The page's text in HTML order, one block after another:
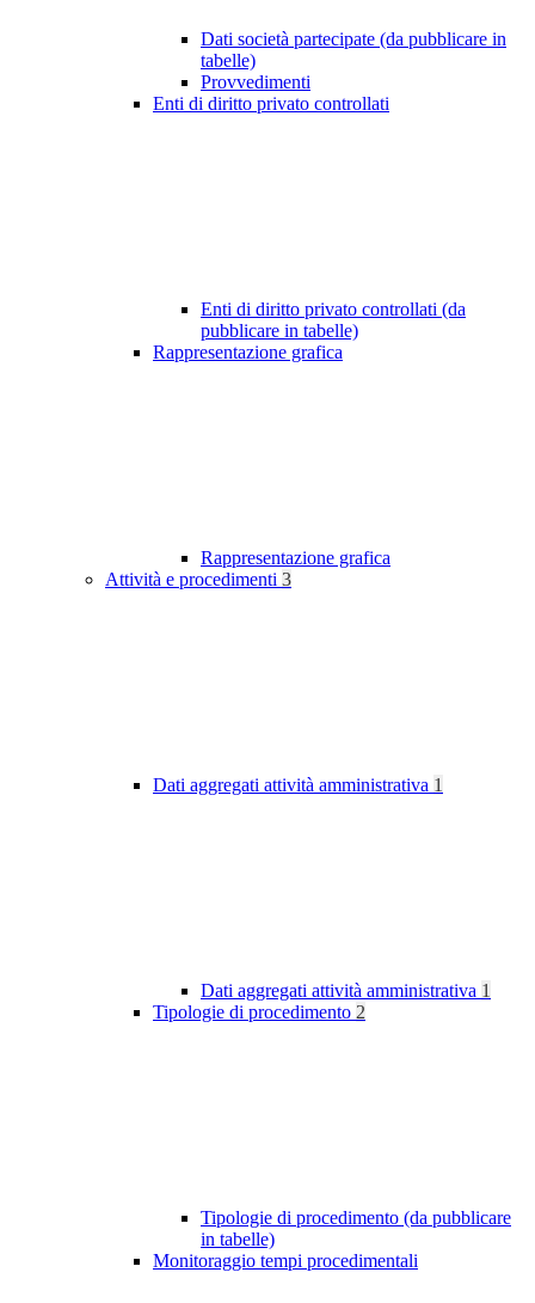
Dati società partecipate (da pubblicare in
tabelle)
Provvedimenti
Enti di diritto privato controllati
Enti di diritto privato controllati (da
pubblicare in tabelle)
Rappresentazione grafica
Rappresentazione grafica
Attività e procedimenti 3
Dati aggregati attività amministrativa 1
Dati aggregati attività amministrativa 1
Tipologie di procedimento 2
Tipologie di procedimento (da pubblicare
in tabelle)
Monitoraggio tempi procedimentali